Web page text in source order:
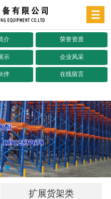
介 荣誉资质
示 企业风采
伴 在线留言
扩展货架类